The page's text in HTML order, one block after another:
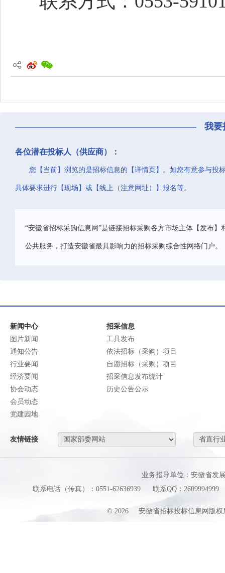
我要
各位潜在投标人（供应商）：
您【当前】浏览的是招标信息的【详情页】。如您有意参与投
具体要求进行【现场】或【线上（注意网址）】报名等。
“安徽省招标采购信息网”是链接招标采购各方市场主体【发布
公共服务，打造安徽省最具影响力的招标采购综合性网络门户。
新闻中心
图片新闻
通知公告
行业要闻
经济要闻
协会动态
会员动态
党建园地
招采信息
工具发布
依法招标（采购）项目
自愿招标（采购）项目
招采信息发布统计
历史公告公示
友情链接
业务指导单位：安徽省发
联系电话（传真）：0551-62636939
联系QQ：2609994999
© 2026 安徽省招标投标信息网版